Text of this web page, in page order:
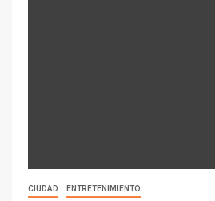
CIUDAD ENTRETENIMIENTO